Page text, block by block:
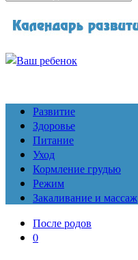
Развитие
Здоровье
Питание
Уход
Кормление грудью
Режим
Закаливание и массаж
После родов
0